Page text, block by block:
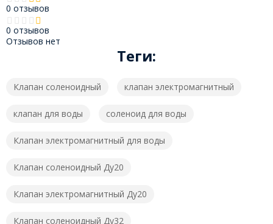
0 отзывов
0 отзывов
Отзывов нет
Теги:
Клапан соленоидный клапан электромагнитный
клапан для воды соленоид для воды
Клапан электромагнитный для воды
Клапан соленоидный Ду20
Клапан электромагнитный Ду20
Клапан соленоидный Ду32